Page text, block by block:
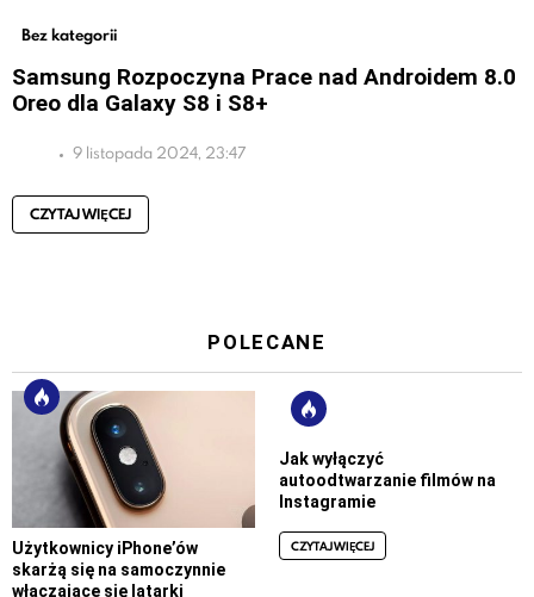
Bez kategorii
Samsung Rozpoczyna Prace nad Androidem 8.0
Oreo dla Galaxy S8 i S8+
9 listopada 2024, 23:47
CZYTAJ WIĘCEJ
POLECANE
Użytkownicy iPhone’ów
skarżą się na samoczynnie
włączające się latarki
Jak wyłączyć
autoodtwarzanie filmów na
Instagramie
CZYTAJ WIĘCEJ